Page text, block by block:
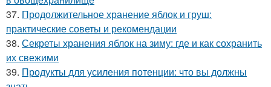
37. Продолжительное хранение яблок и груш:
практические советы и рекомендации
38. Секреты хранения яблок на зиму: где и как сохранить
их свежими
39. Продукты для усиления потенции: что вы должны